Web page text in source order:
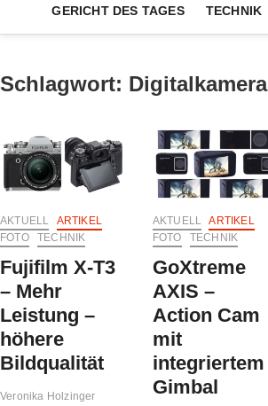
GERICHT DES TAGES TECHNIK
Schlagwort: Digitalkamera
AKTUELL
ARTIKEL
FOTO
TECHNIK
Fujifilm X-T3
– Mehr
Leistung –
höhere
Bildqualität
Veronika Holzinger
AKTUELL
ARTIKEL
FOTO
TECHNIK
GoXtreme
AXIS –
Action Cam
mit
integriertem
Gimbal